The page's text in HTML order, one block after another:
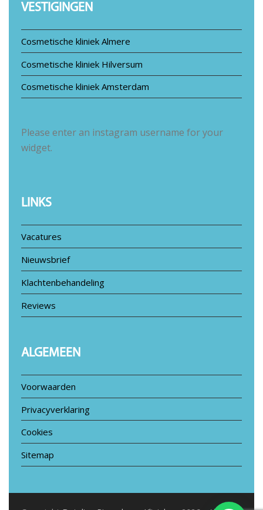
VESTIGINGEN
Cosmetische kliniek Almere
Cosmetische kliniek Hilversum
Cosmetische kliniek Amsterdam
Please enter an instagram username for your
widget.
LINKS
Vacatures
Nieuwsbrief
Klachtenbehandeling
Reviews
ALGEMEEN
Voorwaarden
Privacyverklaring
Cookies
Sitemap